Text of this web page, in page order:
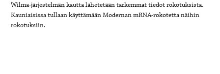
Wilma-järjestelmän kautta lähetetään tarkemmat tiedot rokotuksista.
Kauniaisissa tullaan käyttämään Modernan mRNA-rokotetta näihin
rokotuksiin.